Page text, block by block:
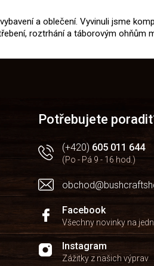
a oblečení. Vyvinuli jsme
roztrhání a táborovým ohňům
Potřebujete
(+420) 605 011 644
(Po - Pá 9 - 16 hod.)
Facebook
Všechny novinky na
Instagram
Zážitky z našich výprav